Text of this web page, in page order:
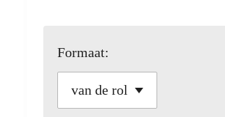
Formaat: